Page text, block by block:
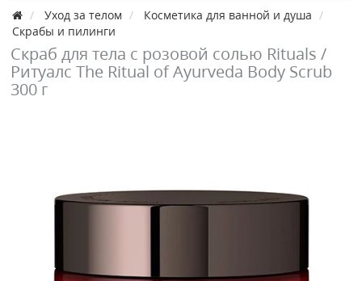
Уход за телом
Косметика для ванной и душа
Скрабы и пилинги
Скраб для тела с розовой солью Rituals /
Ритуалс The Ritual of Ayurveda Body Scrub
300 г